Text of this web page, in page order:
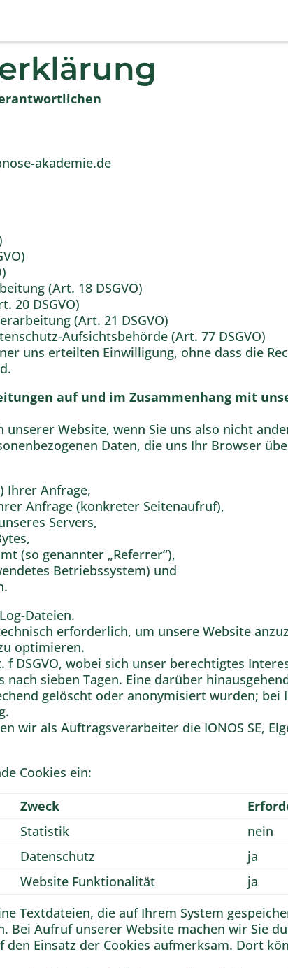
akademie.de
(Art. 18 DSGVO)
20 DSGVO)
(Art. 21 DSGVO)
Aufsichtsbehörde (Art. 77 DSGVO)
uns erteilten Einwilligung, ohne dass die
auf und im Zusammenhang mit
Website, wenn Sie uns also nicht
Daten, die uns Ihr Browser
Ihrer Anfrage,
Anfrage (konkreter Seitenaufruf),
Servers,
(so genannter „Referrer“),
Betriebssystem) und
Dateien.
erforderlich, um unsere Website
optimieren.
DSGVO, wobei sich unser berechtigtes
nach sieben Tagen. Eine darüber
gelöscht oder anonymisiert wurden; bei
wir als Auftragsverarbeiter die IONOS SE,
Cookies ein:
Zweck
Statistik nein
Datenschutz ja
Website Funktionalität ja
Textdateien, die auf Ihrem System
Aufruf unserer Website machen wir Sie
Einsatz der Cookies aufmerksam. Dort